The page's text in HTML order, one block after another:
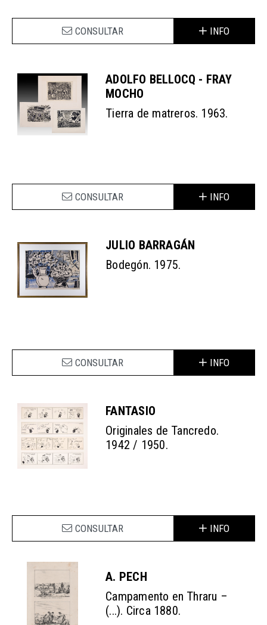
CONSULTAR INFO
ADOLFO BELLOCQ - FRAY
MOCHO
Tierra de matreros. 1963.
CONSULTAR INFO
JULIO BARRAGÁN
Bodegón. 1975.
CONSULTAR INFO
FANTASIO
Originales de Tancredo.
1942 / 1950.
CONSULTAR INFO
A. PECH
Campamento en Thraru –
(...). Circa 1880.